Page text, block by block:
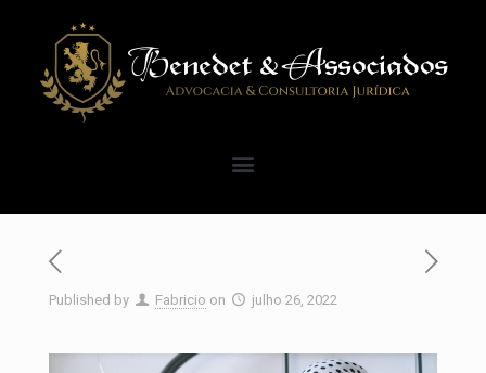
Published by Fabricio on julho 26, 2022